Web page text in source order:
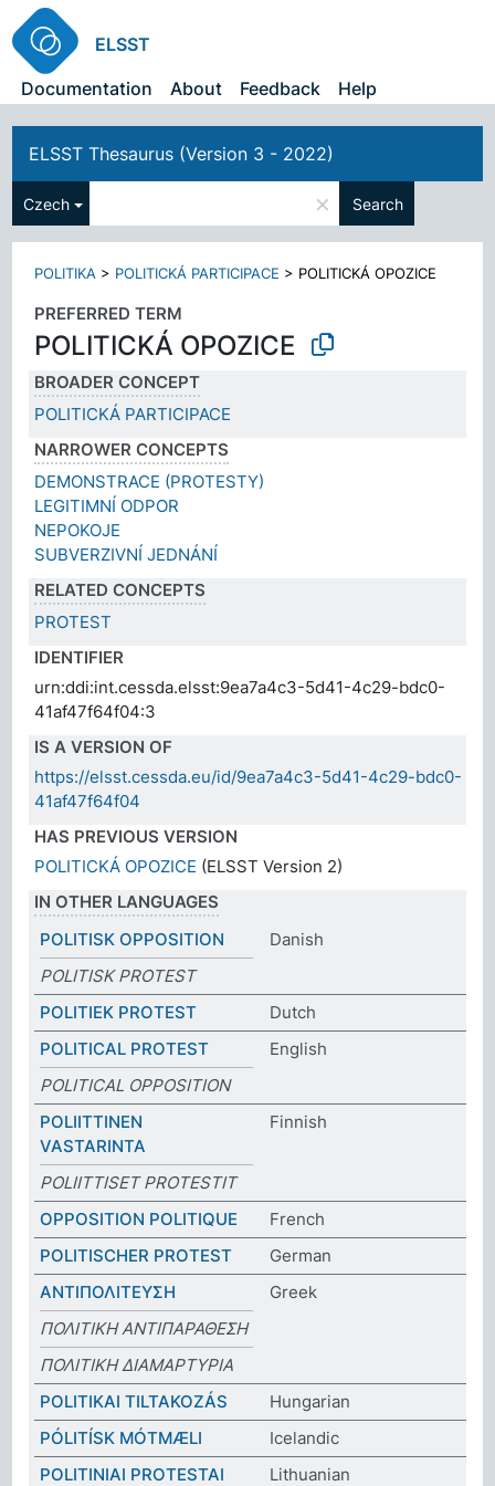
ELSST
Documentation
About Feedback Help
ELSST Thesaurus (Version 3 - 2022)
Czech × Search
POLITIKA > POLITICKÁ PARTICIPACE > POLITICKÁ OPOZICE
PREFERRED TERM
POLITICKÁ OPOZICE
BROADER CONCEPT
POLITICKÁ PARTICIPACE
NARROWER CONCEPTS
DEMONSTRACE (PROTESTY)
LEGITIMNÍ ODPOR
NEPOKOJE
SUBVERZIVNÍ JEDNÁNÍ
RELATED CONCEPTS
PROTEST
IDENTIFIER
urn:ddi:int.cessda.elsst:9ea7a4c3-5d41-4c29-bdc0-
41af47f64f04:3
IS A VERSION OF
https://elsst.cessda.eu/id/9ea7a4c3-5d41-4c29-bdc0-
41af47f64f04
HAS PREVIOUS VERSION
POLITICKÁ OPOZICE (ELSST Version 2)
IN OTHER LANGUAGES
POLITISK OPPOSITION
Danish
POLITISK PROTEST
POLITIEK PROTEST
Dutch
POLITICAL PROTEST
English
POLITICAL OPPOSITION
POLIITTINEN
VASTARINTA
Finnish
POLIITTISET PROTESTIT
OPPOSITION POLITIQUE
French
POLITISCHER PROTEST
German
ΑΝΤΙΠΟΛΙΤΕΥΣΗ
Greek
ΠΟΛΙΤΙΚΗ ΑΝΤΙΠΑΡΑΘΕΣΗ
ΠΟΛΙΤΙΚΗ ΔΙΑΜΑΡΤΥΡΙΑ
POLITIKAI TILTAKOZÁS
Hungarian
PÓLITÍSK MÓTMÆLI
Icelandic
POLITINIAI PROTESTAI
Lithuanian